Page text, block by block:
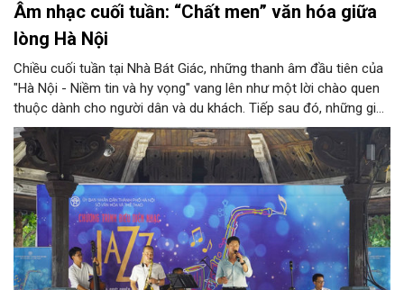
Âm nhạc cuối tuần: “Chất men” văn hóa giữa
lòng Hà Nội
Chiều cuối tuần tại Nhà Bát Giác, những thanh âm đầu tiên của
"Hà Nội - Niềm tin và hy vọng" vang lên như một lời chào quen
thuộc dành cho người dân và du khách. Tiếp sau đó, những giai
điệu jazz kinh điển của thế giới lần lượt cất lên qua phần biểu
diễn của NSƯT Quyền Văn Minh và các nghệ sĩ Bình Minh Jazz
Club, mở ra một không gian âm nhạc giàu cảm xúc ngay giữa
trung tâm Thủ đô.